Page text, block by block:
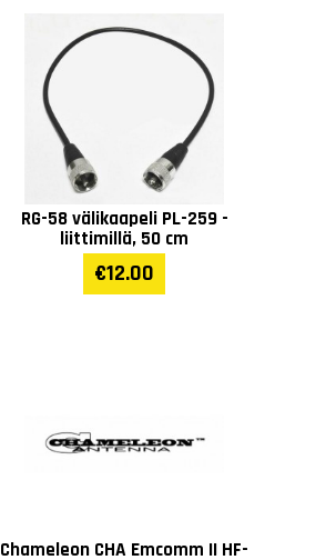
RG-58 välikaapeli PL-259 -
liittimillä, 50 cm
€12.00
Chameleon CHA Emcomm II HF-